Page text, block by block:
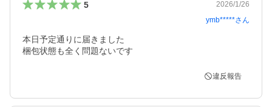
5
2026/1/26
ymb*****さん
本日予定通りに届きました
梱包状態も全く問題ないです
違反報告